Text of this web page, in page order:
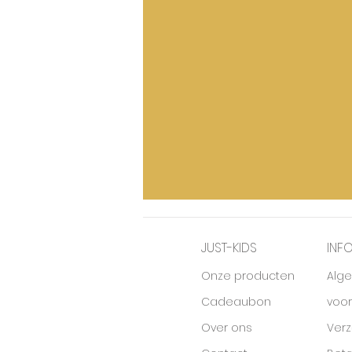
JUST-KIDS
Onze producten
Cadeaubon
Over ons